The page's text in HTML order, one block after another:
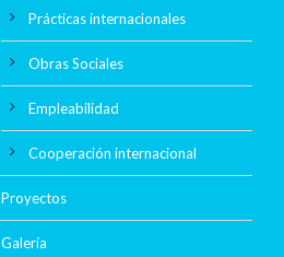
Prácticas internacionales
Obras Sociales
Empleabilidad
Cooperación internacional
Proyectos
Galería